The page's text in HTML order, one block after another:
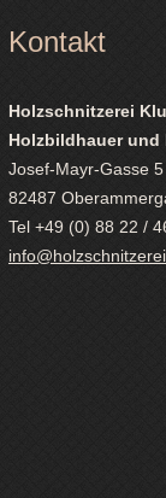
Kontakt
Holzschnitzerei
Holzbildhauer und
Josef-Mayr-Gasse 5
82487
Tel +49 (0) 88 22 /